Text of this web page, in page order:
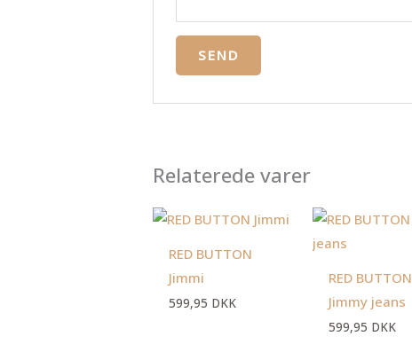
Relaterede varer
RED BUTTON
Jimmi
599,95 DKK
RED BUTTON
Jimmy jeans
599,95 DKK